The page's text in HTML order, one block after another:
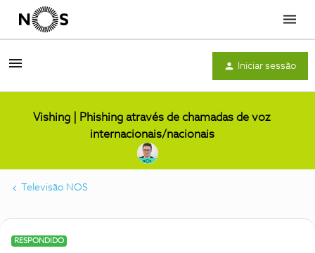
Menu
Iniciar sessão
Vishing | Phishing através de chamadas de voz
internacionais/nacionais
Televisão NOS
RESPONDIDO